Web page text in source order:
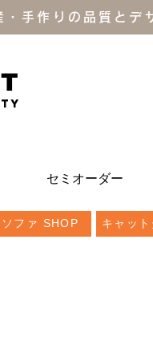
・手作りの品質と
セミオーダー
ファ SHOP キャッ